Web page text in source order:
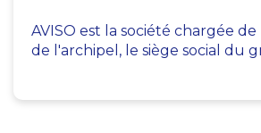
AVISO est la société chargée
de l'archipel, le siège social du